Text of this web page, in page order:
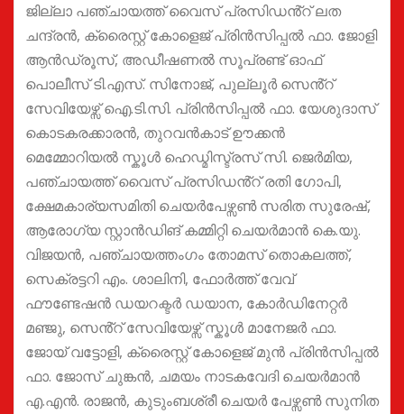
ജില്ലാ പഞ്ചായത്ത് വൈസ് പ്രസിഡൻ്റ് ലത
ചന്ദ്രൻ, ക്രൈസ്റ്റ് കോളെജ് പ്രിൻസിപ്പൽ ഫാ. ജോളി
ആൻഡ്രൂസ്, അഡീഷണൽ സൂപ്രണ്ട് ഓഫ്
പൊലീസ് ടി.എസ്. സിനോജ്, പുല്ലൂർ സെൻ്റ്
സേവിയേഴ്സ് ഐ.ടി.സി. പ്രിൻസിപ്പൽ ഫാ. യേശുദാസ്
കൊടകരക്കാരൻ, തുറവൻകാട് ഊക്കൻ
മെമ്മോറിയൽ സ്കൂൾ ഹെഡ്മിസ്ട്രസ് സി. ജെർമിയ,
പഞ്ചായത്ത് വൈസ് പ്രസിഡൻ്റ് രതി ഗോപി,
ക്ഷേമകാര്യസമിതി ചെയർപേഴ്സൺ സരിത സുരേഷ്,
ആരോഗ്യ സ്റ്റാൻഡിങ് കമ്മിറ്റി ചെയർമാൻ കെ.യു.
വിജയൻ, പഞ്ചായത്തംഗം തോമസ് തൊകലത്ത്,
സെക്രട്ടറി എം. ശാലിനി, ഫോർത്ത് വേവ്
ഫൗണ്ടേഷൻ ഡയറക്ടർ ഡയാന, കോർഡിനേറ്റർ
മഞ്ജു, സെൻ്റ് സേവിയേഴ്സ് സ്കൂൾ മാനേജർ ഫാ.
ജോയ് വട്ടോളി, ക്രൈസ്റ്റ് കോളെജ് മുൻ പ്രിൻസിപ്പൽ
ഫാ. ജോസ് ചുങ്കൻ, ചമയം നാടകവേദി ചെയർമാൻ
എ.എൻ. രാജൻ, കുടുംബശ്രീ ചെയർ പേഴ്സൺ സുനിത